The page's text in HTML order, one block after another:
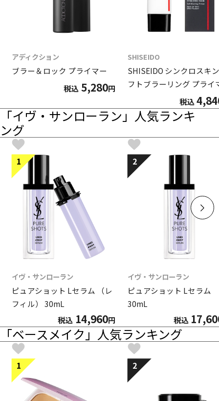
アディクション
ブラー＆ロック プライマー
税込 5,280円
SHISEIDO
SHISEIDO シンクロスキ
フトブラーリング プライ
税込
「イヴ・サンローラン」人気ランキ
ング
1
イヴ・サンローラン
ピュアショット Lセラム （レ
フィル） 30mL
税込 14,960円
2
イヴ・サンローラン
ピュアショット Lセラム
30mL
税込
「ベースメイク」人気ランキング
1 2